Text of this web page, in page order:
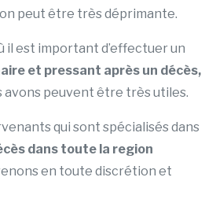
peut être très déprimante.
il est important d’effectuer un
et pressant après un décès,
avons peuvent être très utiles.
qui sont spécialisés dans
dans toute la region
en toute discrétion et